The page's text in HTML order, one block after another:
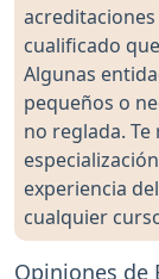
cualificado
Algunas
pequeños o
no reglada.
experiencia
cualquier
Opiniones de